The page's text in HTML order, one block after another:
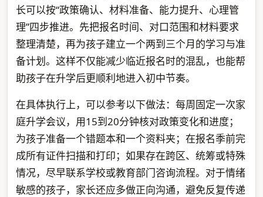
长可以按“政策确认、材料准备、能力提升、心理管
理”四步推进。先把报名时间、对口范围和材料要求
整理清楚，再为孩子建立一个两到三个月的学习与准
备计划。这样不仅能减少临近报名时的混乱，也能帮
助孩子在升学后更顺利地进入初中节奏。
在具体执行上，可以参考以下做法：每周固定一次家
庭升学会议，用15到20分钟核对政策变化和进度；
为孩子准备一个错题本和一个资料夹；在报名季前完
成所有证件扫描和打印；如果存在跨区、统筹或特殊
情况，尽早联系学校或教育部门咨询流程。对于情绪
敏感的孩子，家长还应多做正向沟通，避免反复传递